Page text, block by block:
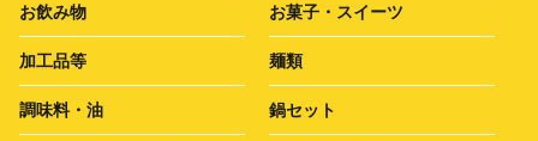
お飲み物 お菓子・スイーツ
加工品等 麺類
調味料・油 鍋セット